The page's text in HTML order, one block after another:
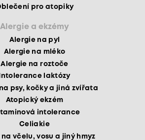
pro atopiky
Alergie a ekzémy
Alergie na pyl
Alergie na mléko
Alergie na roztoče
Intolerance laktózy
psy, kočky a jiná zvířata
Atopický ekzém
intolerance
Celiakie
včelu, vosu a jiný hmyz